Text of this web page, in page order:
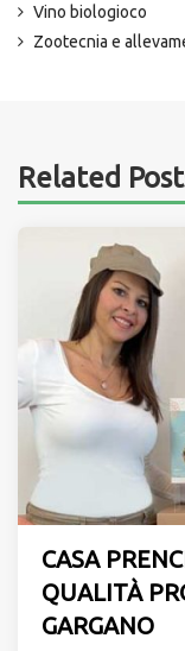
Vino biologioco
Zootecnia e
Related
CASA
QUALITÀ
GARGANO